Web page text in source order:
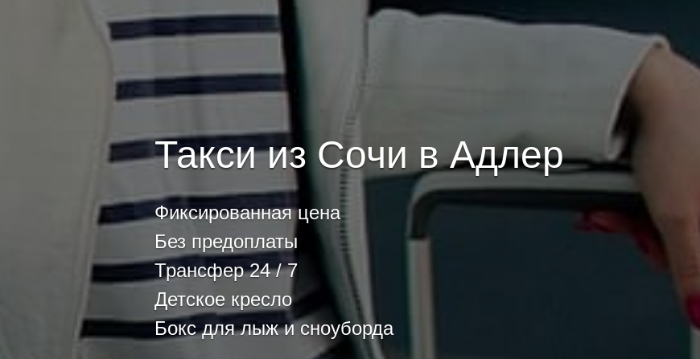
Такси из Сочи в Адлер
Фиксированная цена
Без предоплаты
Трансфер 24 / 7
Детское кресло
Бокс для лыж и сноуборда